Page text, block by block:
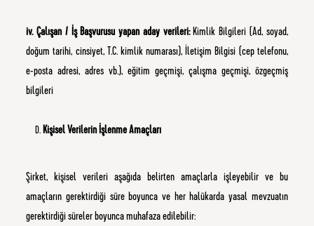
iv. Çalışan / İş Başvurusu yapan aday verileri:Kimlik Bilgileri (Ad, soyad,
doğum tarihi, cinsiyet, T.C. kimlik numarası), İletişim Bilgisi (cep telefonu,
e-posta adresi, adres vb.), eğitim geçmişi, çalışma geçmişi, özgeçmiş
bilgileri
Kişisel Verilerin İşlenme Amaçları
Şirket, kişisel verileri aşağıda belirten amaçlarla işleyebilir ve bu
amaçların gerektirdiği süre boyunca ve her halükarda yasal mevzuatın
gerektirdiği süreler boyunca muhafaza edilebilir: